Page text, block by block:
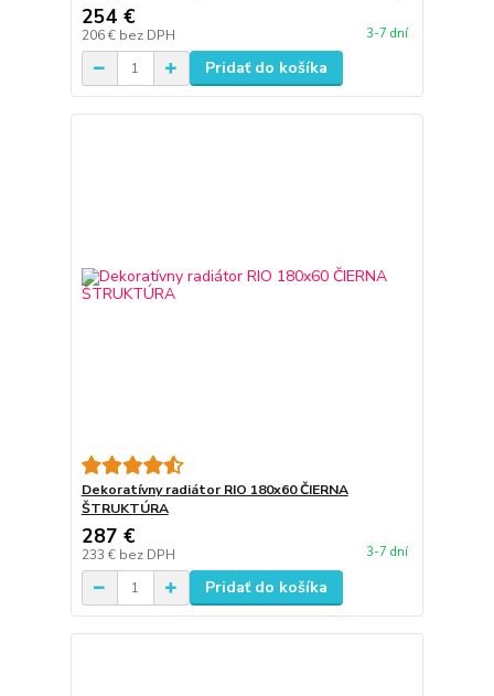
254 €
206 € bez DPH 3-7 dní
Pridať do košíka
Dekoratívny radiátor RIO 180x60 ČIERNA
ŠTRUKTÚRA
287 €
233 € bez DPH 3-7 dní
Pridať do košíka